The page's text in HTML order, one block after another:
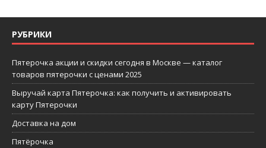
РУБРИКИ
Пятерочка акции и скидки сегодня в Москве — каталог
товаров пятерочки с ценами 2025
Выручай карта Пятерочка: как получить и активировать
карту Пятерочки
Доставка на дом
Пятёрочка